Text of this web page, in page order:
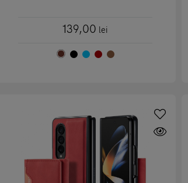
139,00 lei